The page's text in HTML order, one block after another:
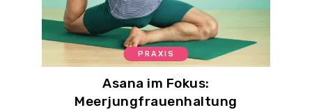
PRAXIS
Asana im Fokus:
Meerjungfrauenhaltung